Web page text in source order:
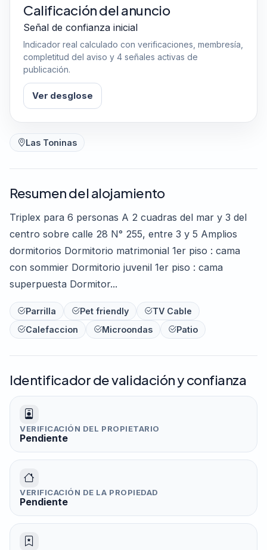
Calificación del anuncio
Señal de confianza inicial
Indicador real calculado con verificaciones, membresía,
completitud del aviso y 4 señales activas de
publicación.
Ver desglose
Las Toninas
Resumen del alojamiento
Triplex para 6 personas A 2 cuadras del mar y 3 del
centro sobre calle 28 N° 255, entre 3 y 5 Amplios
dormitorios Dormitorio matrimonial 1er piso : cama
con sommier Dormitorio juvenil 1er piso : cama
superpuesta Dormitor...
Parrilla Pet friendly
TV Cable
Calefaccion
Microondas Patio
Identificador de validación y confianza
VERIFICACIÓN DEL PROPIETARIO
Pendiente
VERIFICACIÓN DE LA PROPIEDAD
Pendiente